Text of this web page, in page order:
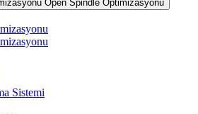
Open Spindle Optimizasyonu
Sistemi